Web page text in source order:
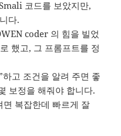
코드를 보았지만,
다.
coder 의 힘을 빌었
했고, 그 프롬프트를 정
고 조건을 알려 주면 좋
보정을 해줘야 합니다.
복잡한데 빠르게 잘